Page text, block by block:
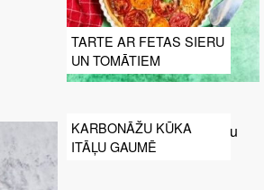
TARTE AR FETAS SIERU
UN TOMĀTIEM
KARBONĀŽU KŪKA
ITĀĻU GAUMĒ